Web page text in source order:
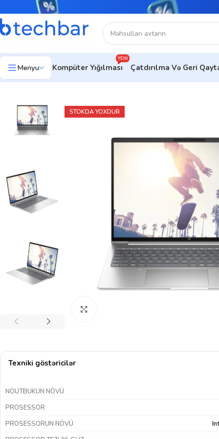
Menyu Kompüter Yığılması
YENI
Çatdırılma Və Geri
Ev Noutbuklar
STOKDA YOXDUR
Texniki göstəricilər
NOUTBUKUN NÖVÜ
PROSESSOR
PROSESSORUN NÖVÜ